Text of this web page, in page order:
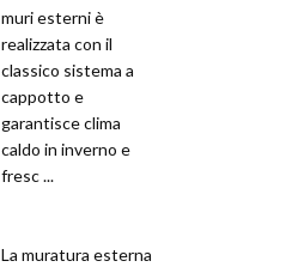
muri esterni è
realizzata con il
classico sistema a
cappotto e
garantisce clima
caldo in inverno e
fresc ...
La muratura esterna